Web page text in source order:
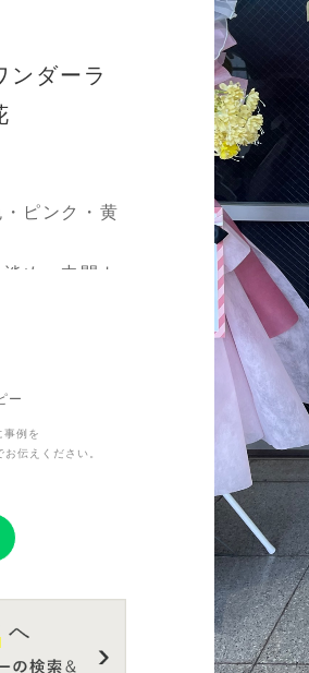
ダーラ
ピンク・黄
め〜中間ト
い印象にし
ように仕上
感のある素
感謝やライ
ていただき
ー
事例を
伝えください。